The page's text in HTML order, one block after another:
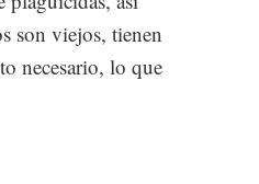
son viejos, tienen
necesario, lo que